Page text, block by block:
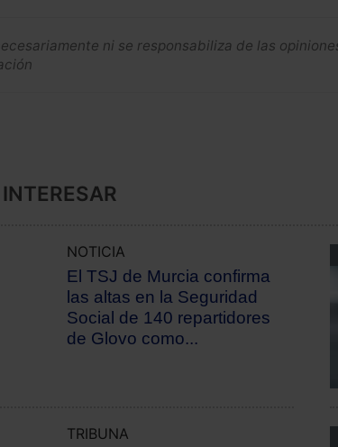
ni se responsabiliza de las
NOTICIA
El TSJ de Murcia confirma
las altas en la Seguridad
Social de 140 repartidores
de Glovo como...
TRIBUNA